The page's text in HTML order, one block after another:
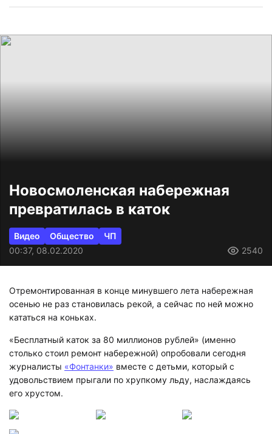
Новосмоленская набережная
превратилась в каток
Видео Общество
ЧП
00:37, 08.02.2020
2540
Отремонтированная в конце минувшего лета набережная
осенью не раз становилась рекой, а сейчас по ней можно
кататься на коньках.
«Бесплатный каток за 80 миллионов рублей» (именно
столько стоил ремонт набережной) опробовали сегодня
журналисты «Фонтанки» вместе с детьми, который с
удовольствием прыгали по хрупкому льду, наслаждаясь
его хрустом.